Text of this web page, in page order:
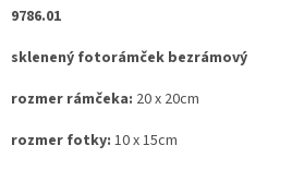
9786.01
sklenený fotorámček bezrámový
rozmer rámčeka: 20 x 20cm
rozmer fotky: 10 x 15cm